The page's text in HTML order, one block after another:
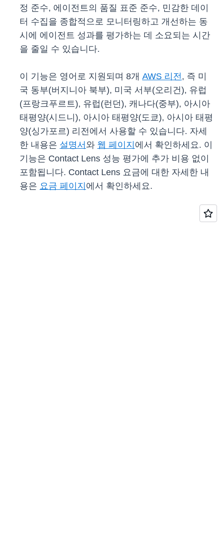
정 준수, 에이전트의 품질 표준 준수, 민감한 데이
터 수집을 종합적으로 모니터링하고 개선하는 동
시에 에이전트 성과를 평가하는 데 소요되는 시간
을 줄일 수 있습니다.
이 기능은 영어로 지원되며 8개 AWS 리전, 즉 미
국 동부(버지니아 북부), 미국 서부(오리건), 유럽
(프랑크푸르트), 유럽(런던), 캐나다(중부), 아시아
태평양(시드니), 아시아 태평양(도쿄), 아시아 태평
양(싱가포르) 리전에서 사용할 수 있습니다. 자세
한 내용은 설명서 와 웹 페이지 에서 확인하세요. 이
기능은 Contact Lens 성능 평가에 추가 비용 없이
포함됩니다. Contact Lens 요금에 대한 자세한 내
용은 요금 페이지 에서 확인하세요.